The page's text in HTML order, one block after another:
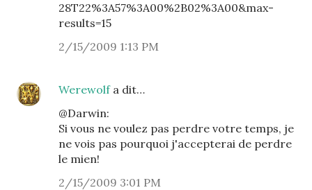
28T22%3A57%3A00%2B02%3A00&max-
results=15
2/15/2009 1:13 PM
Werewolfa dit…
@Darwin:
Si vous ne voulez pas perdre votre temps, je
ne vois pas pourquoi j'accepterai de perdre
le mien!
2/15/2009 3:01 PM